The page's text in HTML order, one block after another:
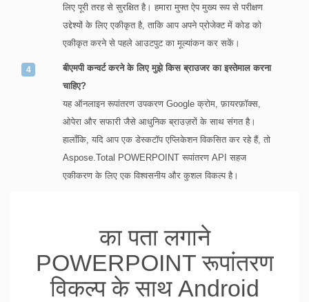
लिए पूरी तरह से सुरक्षित है। हमारा मुफ्त ऐप मुख्य रूप से परीक्षण
उद्देश्यों के लिए एकीकृत है, ताकि आप अपने प्रोजेक्ट में कोड को
एकीकृत करने से पहले आउटपुट का मूल्यांकन कर सकें।
बीएमपी कन्वर्ट करने के लिए मुझे किस ब्राउजर का इस्तेमाल करना
चाहिए?
यह ऑनलाइन रूपांतरण उपकरण Google क्रोम, फ़ायरफ़ॉक्स,
ओपेरा और सफारी जैसे आधुनिक ब्राउज़रों के साथ संगत है।
हालाँकि, यदि आप एक डेस्कटॉप एप्लिकेशन विकसित कर रहे हैं, तो
Aspose.Total POWERPOINT रूपांतरण API सहज
एकीकरण के लिए एक विश्वसनीय और कुशल विकल्प है।
का पता लगाने
POWERPOINT रूपांतरण
विकल्प के साथ Android